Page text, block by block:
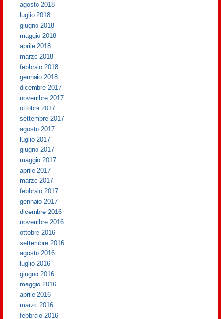
agosto 2018
luglio 2018
giugno 2018
maggio 2018
aprile 2018
marzo 2018
febbraio 2018
gennaio 2018
dicembre 2017
novembre 2017
ottobre 2017
settembre 2017
agosto 2017
luglio 2017
giugno 2017
maggio 2017
aprile 2017
marzo 2017
febbraio 2017
gennaio 2017
dicembre 2016
novembre 2016
ottobre 2016
settembre 2016
agosto 2016
luglio 2016
giugno 2016
maggio 2016
aprile 2016
marzo 2016
febbraio 2016